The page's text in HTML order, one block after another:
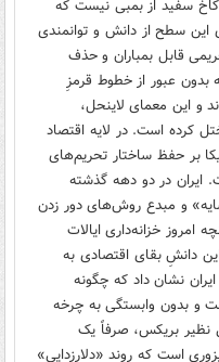
سفید از بمبی نیست که
این سطح از دانش و توانمندی
قابل بمباران و حذف
بدون عبور از خطوط قرمزِ
و این معمای لاینحل،
کرده است. در لایه اقتصاد
بر حفظ ساختار تحریم‌های
ایران در دو دهه گذشته
و مبدع روش‌های دور زدن
خزانه‌داری ایالات
دانشِ بقای اقتصادی به
نشان داد که چگونه
و بدون وابستگی به چرخه
نظیر بریکس، صرفاً یک
است که روند «دلارزدایی»